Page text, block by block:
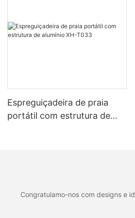
Espreguiçadeira de praia
portátil com estrutura de
Congratulamo-nos com designs e